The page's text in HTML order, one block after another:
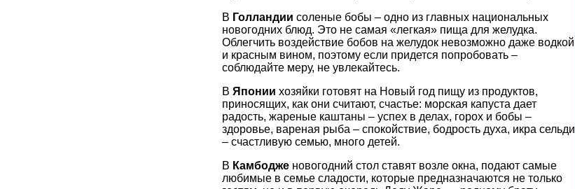
В Голландии соленые бобы – одно из главных национальных
новогодних блюд. Это не самая «легкая» пища для желудка.
Облегчить воздействие бобов на желудок невозможно даже водкой
и красным вином, поэтому если придется попробовать –
соблюдайте меру, не увлекайтесь.
В Японии хозяйки готовят на Новый год пищу из продуктов,
приносящих, как они считают, счастье: морская капуста дает
радость, жареные каштаны – успех в делах, горох и бобы –
здоровье, вареная рыба – спокойствие, бодрость духа, икра сельди
– счастливую семью, много детей.
В Камбодже новогодний стол ставят возле окна, подают самые
любимые в семье сладости, которые предназначаются не только